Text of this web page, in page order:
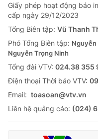
Giấy phép hoạt động báo
cấp ngày 29/12/2023
Tổng Biên tập: Vũ Thanh
Phó Tổng Biên tập: Nguyễn
Nguyễn Trọng Ninh
Tổng đài VTV: 024.38 355
Ðiện thoại Thời báo VTV:
Email: toasoan@vtv.vn
Liên hệ quảng cáo: (024)